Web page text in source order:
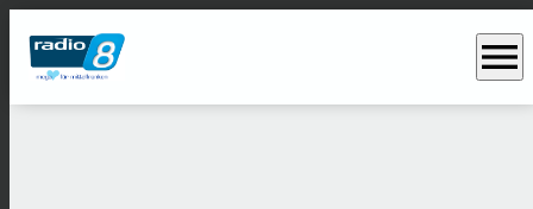
menu